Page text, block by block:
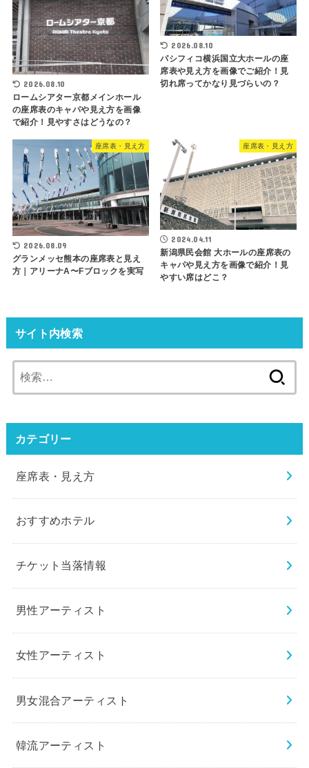
2026.08.10
ロームシアター京都メインホール
の座席表のキャパや見え方を画像
で紹介！見やすさはどうなの？
2026.08.10
パシフィコ横浜国立大ホールの座
席表や見え方を画像でご紹介！見
切れ席ってかなり見づらいの？
座席表・見え方
2026.08.09
グランメッセ熊本の座席表と見え
方｜アリーナA〜Fブロックを実写
座席表・見え方
2024.04.11
新潟県民会館 大ホールの座席表の
キャパや見え方を画像で紹介！見
やすい席はどこ？
サイト内検索
索:
カテゴリー
座席表・見え方
おすすめホテル
チケット当落情報
男性アーティスト
女性アーティスト
男女混合アーティスト
韓流アーティスト